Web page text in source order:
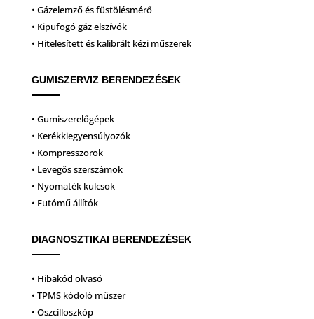
• Gázelemző és füstölésmérő
• Kipufogó gáz elszívók
• Hitelesített és kalibrált kézi műszerek
GUMISZERVIZ BERENDEZÉSEK
• Gumiszerelőgépek
• Kerékkiegyensúlyozók
• Kompresszorok
• Levegős szerszámok
• Nyomaték kulcsok
• Futómű állítók
DIAGNOSZTIKAI BERENDEZÉSEK
• Hibakód olvasó
• TPMS kódoló műszer
• Oszcilloszkóp